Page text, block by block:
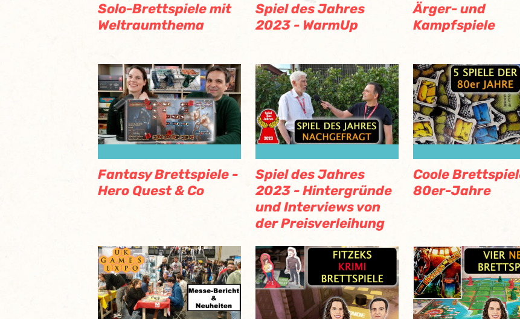
Solo-Brettspiele mit
Weltraumthema
Spiel des Jahres
2023 - WarmUp
Ärger- und
Kampfspiele
Fantasy Brettspiele -
Hero Quest & Co
Spiel des Jahres
2023 - Hintergründe
und Interviews von
der Preisverleihung
Coole
80er-Jahre